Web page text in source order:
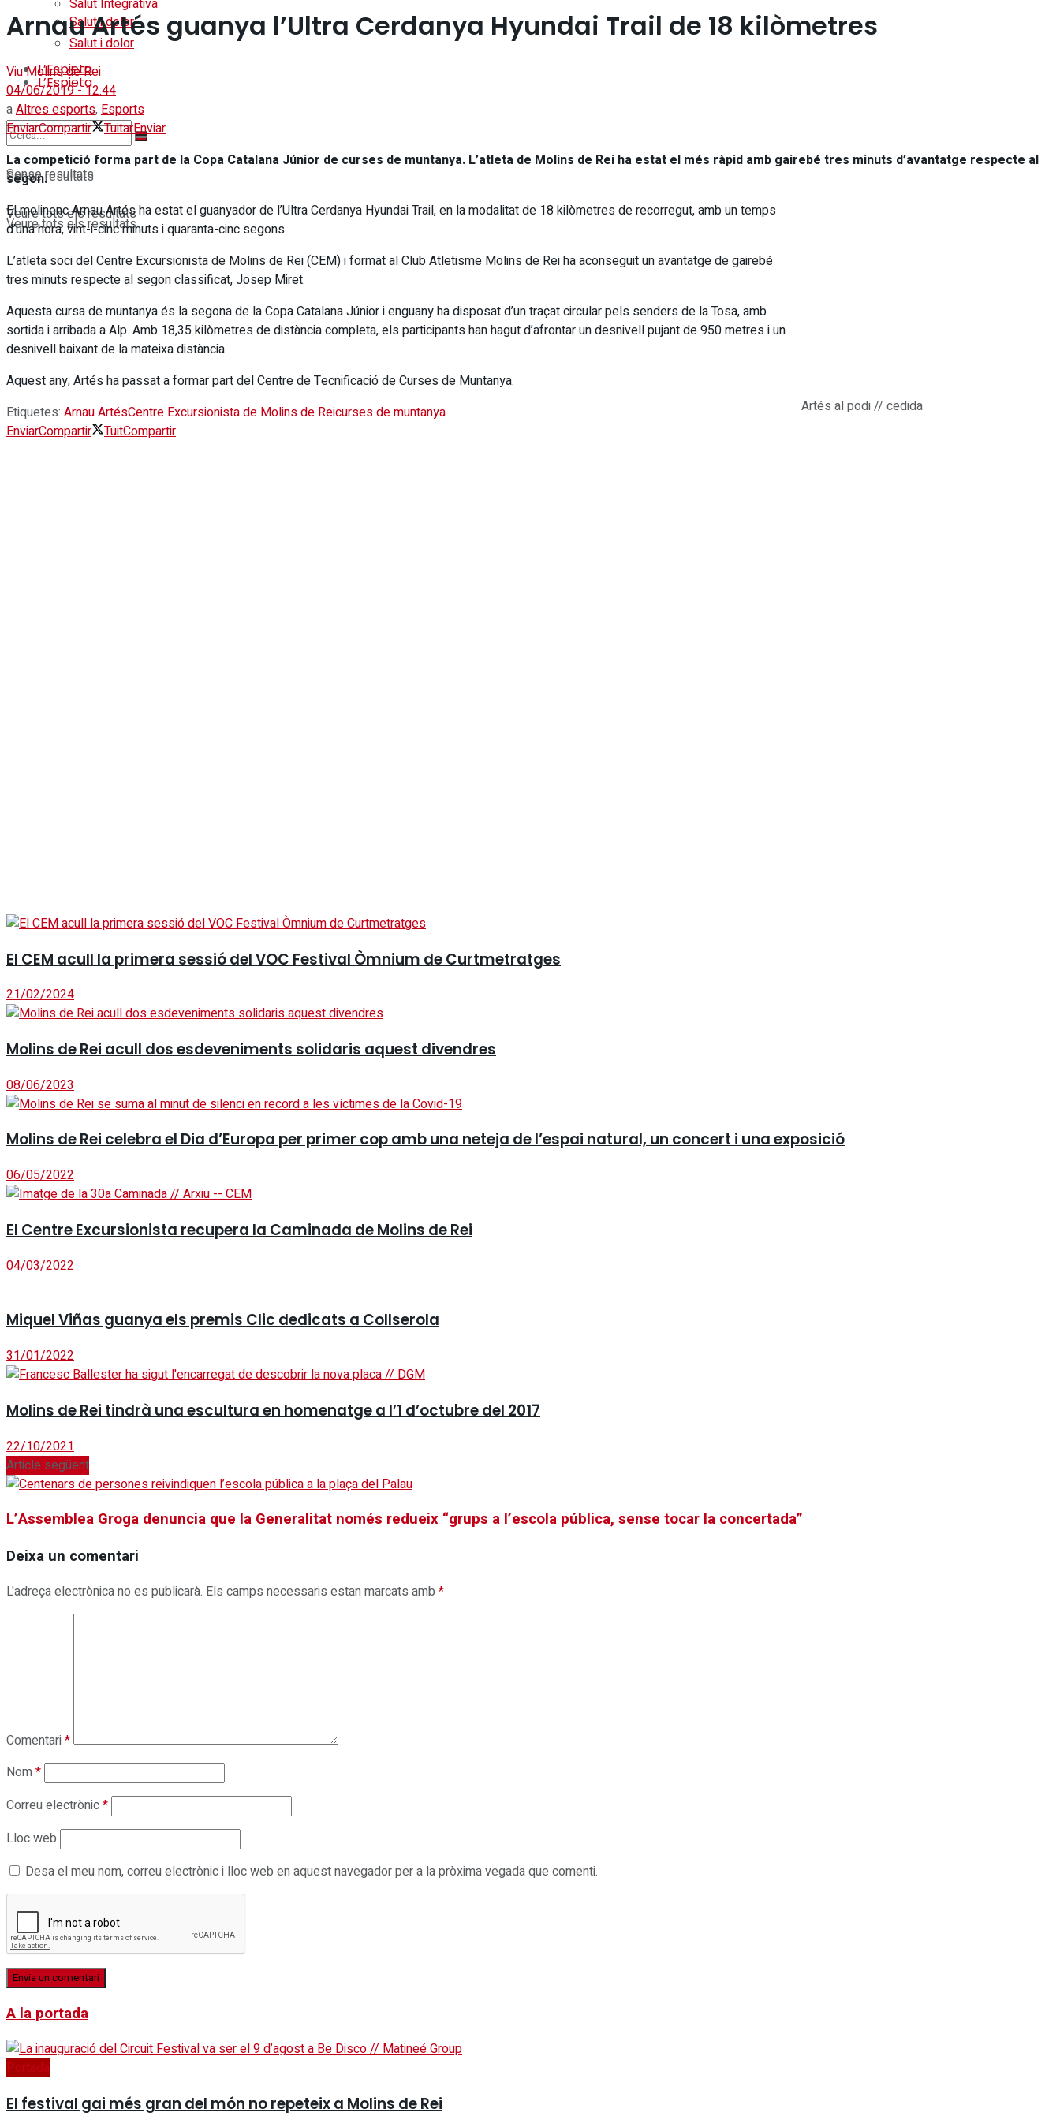
Salut i dolor
L’Espieta
Sense resultats
Veure tots els resultats
Salut Integrativa
Salut i dolor
L’Espieta
Sense resultats
Veure tots els resultats
Arnau Artés guanya l’Ultra Cerdanya Hyundai Trail de 18 kilòmetres
Viu Molins de Rei
04/06/2019 - 12:44
aAltres esports,Esports
EnviarCompartir TuitarEnviar
La competició forma part de la Copa Catalana Júnior de curses de muntanya. L’atleta de Molins de Rei ha estat el més ràpid amb gairebé tres minuts d’avantatge respecte al
segon.
Artés al podi // cedida
El molinenc Arnau Artés ha estat el guanyador de l’Ultra Cerdanya Hyundai Trail, en la modalitat de 18 kilòmetres de recorregut, amb un temps
d’una hora, vint-i-cinc minuts i quaranta-cinc segons.
L’atleta soci del Centre Excursionista de Molins de Rei (CEM) i format al Club Atletisme Molins de Rei ha aconseguit un avantatge de gairebé
tres minuts respecte al segon classificat, Josep Miret.
Aquesta cursa de muntanya és la segona de la Copa Catalana Júnior i enguany ha disposat d’un traçat circular pels senders de la Tosa, amb
sortida i arribada a Alp. Amb 18,35 kilòmetres de distància completa, els participants han hagut d’afrontar un desnivell pujant de 950 metres i un
desnivell baixant de la mateixa distància.
Aquest any, Artés ha passat a formar part del Centre de Tecnificació de Curses de Muntanya.
Etiquetes: Arnau ArtésCentre Excursionista de Molins de Reicurses de muntanya
EnviarCompartir TuitCompartir
El CEM acull la primera sessió del VOC Festival Òmnium de Curtmetratges
21/02/2024
Molins de Rei acull dos esdeveniments solidaris aquest divendres
08/06/2023
Molins de Rei celebra el Dia d’Europa per primer cop amb una neteja de l’espai natural, un concert i una exposició
06/05/2022
El Centre Excursionista recupera la Caminada de Molins de Rei
04/03/2022
Miquel Viñas guanya els premis Clic dedicats a Collserola
31/01/2022
Molins de Rei tindrà una escultura en homenatge a l’1 d’octubre del 2017
22/10/2021
Article següent
L’Assemblea Groga denuncia que la Generalitat només redueix “grups a l’escola pública, sense tocar la concertada”
Deixa un comentari
L'adreça electrònica no es publicarà. Els camps necessaris estan marcats amb *
Comentari*
Nom*
Correu electrònic*
Lloc web
Desa el meu nom, correu electrònic i lloc web en aquest navegador per a la pròxima vegada que comenti.
A la portada
Portada
El festival gai més gran del món no repeteix a Molins de Rei